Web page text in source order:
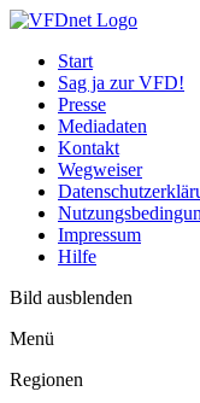
Start
Sag ja zur VFD!
Presse
Mediadaten
Kontakt
Wegweiser
Impressum
Hilfe
Bild ausblenden
Menü
Regionen